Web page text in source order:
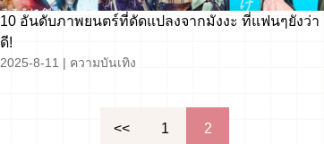
10 อันดับภาพยนตร์ที่ดัดแปลงจากมังงะ ที่แฟนๆยังว่า
ดี!
2025-8-11 | ความบันเทิง
<< 1 2